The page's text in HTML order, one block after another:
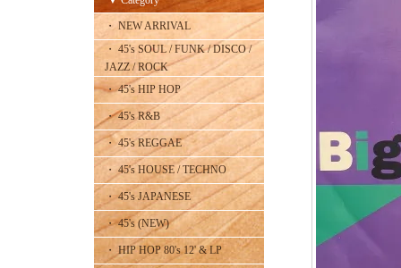
・ NEW ARRIVAL
・ 45's SOUL / FUNK / DISCO /
JAZZ / ROCK
・ 45's HIP HOP
・ 45's R&B
・ 45's REGGAE
・ 45's HOUSE / TECHNO
・ 45's JAPANESE
・ 45's (NEW)
・ HIP HOP 80's 12' & LP